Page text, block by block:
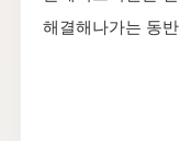
해결해나가는 동